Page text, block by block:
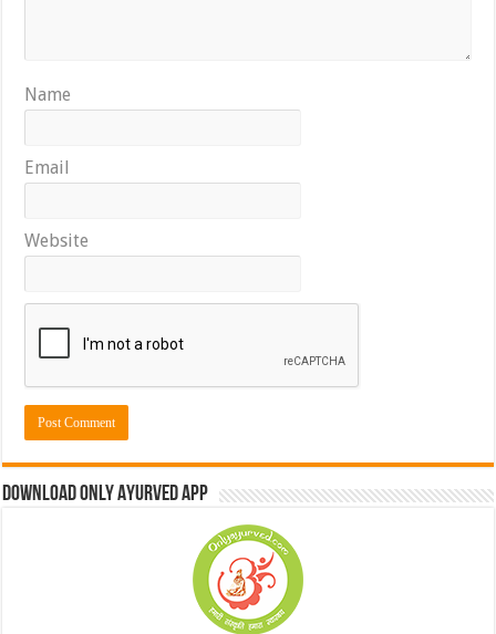
Name
Email
Website
Download Only Ayurved App